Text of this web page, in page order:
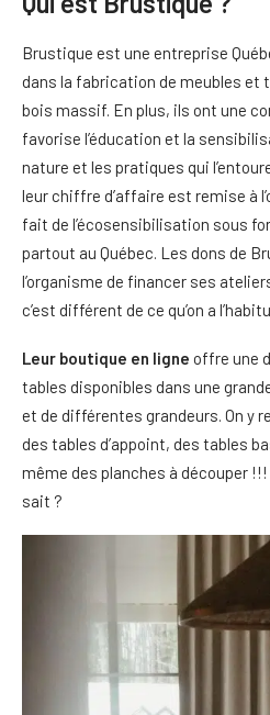
Brustique est une entreprise
dans la fabrication de meubles et
bois massif. En plus, ils ont une
favorise l’éducation et la
nature et les pratiques qui
leur chiffre d’affaire est remise à
fait de l’écosensibilisation sous
partout au Québec. Les dons de
l’organisme de financer ses
c’est différent de ce qu’on a
Leur boutique en ligne offre une
tables disponibles dans une
et de différentes grandeurs. On y
des tables d’appoint, des tables
même des planches à découper
sait ?